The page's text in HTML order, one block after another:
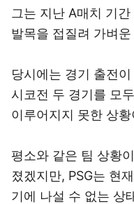
그는 지난 A매치 기
발목을 접질려 가벼
당시에는 경기 출전
시코전 두 경기를 모
이루어지지 못한 상
평소와 같은 팀 상황
졌겠지만, PSG는 현
기에 나설 수 없는 상